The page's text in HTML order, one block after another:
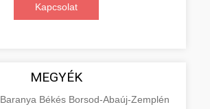
Kapcsolat
MEGYÉK
Baranya Békés Borsod-Abaúj-Zemplén